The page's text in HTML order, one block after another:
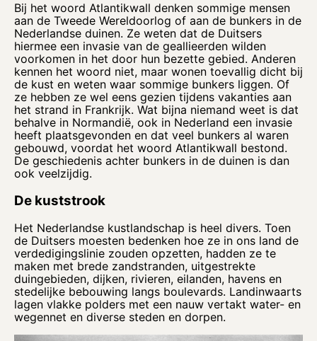
Bij het woord Atlantikwall denken sommige mensen
aan de Tweede Wereldoorlog of aan de bunkers in de
Nederlandse duinen. Ze weten dat de Duitsers
hiermee een invasie van de geallieerden wilden
voorkomen in het door hun bezette gebied. Anderen
kennen het woord niet, maar wonen toevallig dicht bij
de kust en weten waar sommige bunkers liggen. Of
ze hebben ze wel eens gezien tijdens vakanties aan
het strand in Frankrijk. Wat bijna niemand weet is dat
behalve in Normandië, ook in Nederland een invasie
heeft plaatsgevonden en dat veel bunkers al waren
gebouwd, voordat het woord Atlantikwall bestond.
De geschiedenis achter bunkers in de duinen is dan
ook veelzijdig.
De kuststrook
Het Nederlandse kustlandschap is heel divers. Toen
de Duitsers moesten bedenken hoe ze in ons land de
verdedigingslinie zouden opzetten, hadden ze te
maken met brede zandstranden, uitgestrekte
duingebieden, dijken, rivieren, eilanden, havens en
stedelijke bebouwing langs boulevards. Landinwaarts
lagen vlakke polders met een nauw vertakt water- en
wegennet en diverse steden en dorpen.